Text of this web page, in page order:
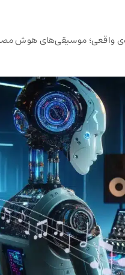
واقعی؛ موسیقی‌های هوش